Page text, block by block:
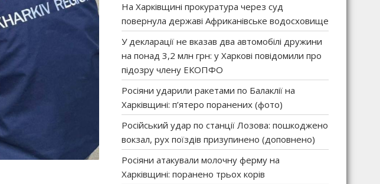
На Харківщині прокуратура через суд
повернула державі Африканівське водосховище
У декларації не вказав два автомобілі дружини
на понад 3,2 млн грн: у Харкові повідомили про
підозру члену ЕКОПФО
Росіяни ударили ракетами по Балаклії на
Харківщині: п’ятеро поранених (фото)
Російський удар по станції Лозова: пошкоджено
вокзал, рух поїздів призупинено (доповнено)
Росіяни атакували молочну ферму на
Харківщині: поранено трьох корів